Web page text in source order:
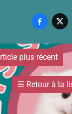
 
plus récent
☰ Retour à la